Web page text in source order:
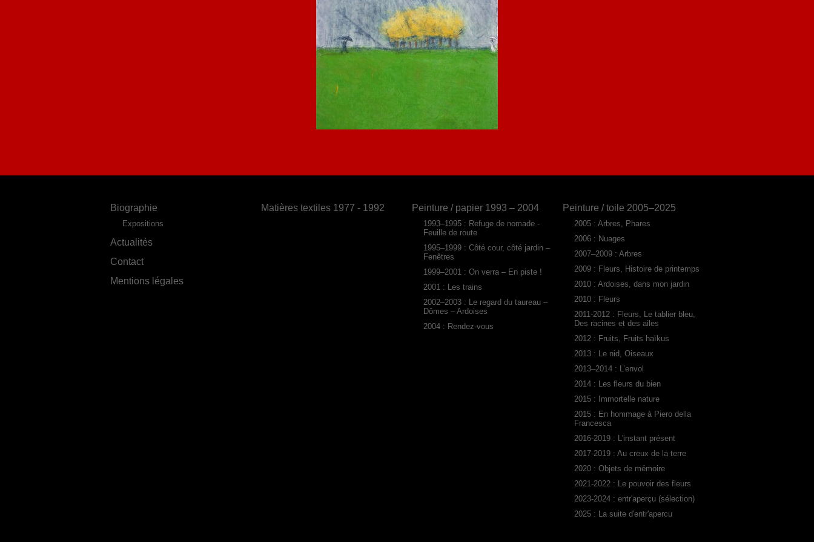
Biographie
Expositions
Actualités
Contact
Mentions légales
Matières textiles 1977 - 1992 Peinture / papier 1993 – 2004
1993–1995 : Refuge de nomade -
Feuille de route
1995–1999 : Côté cour, côté jardin –
Fenêtres
1999–2001 : On verra – En piste !
2001 : Les trains
2002–2003 : Le regard du taureau –
Dômes – Ardoises
2004 : Rendez-vous
Peinture / toile 2005–2025
2005 : Arbres, Phares
2006 : Nuages
2007–2009 : Arbres
2009 : Fleurs, Histoire de printemps
2010 : Ardoises, dans mon jardin
2010 : Fleurs
2011-2012 : Fleurs, Le tablier bleu,
Des racines et des ailes
2012 : Fruits, Fruits haïkus
2013 : Le nid, Oiseaux
2013–2014 : L’envol
2014 : Les fleurs du bien
2015 : Immortelle nature
2015 : En hommage à Piero della
Francesca
2016-2019 : L'instant présent
2017-2019 : Au creux de la terre
2020 : Objets de mémoire
2021-2022 : Le pouvoir des fleurs
2023-2024 : entr'aperçu (sélection)
2025 : La suite d'entr'apercu